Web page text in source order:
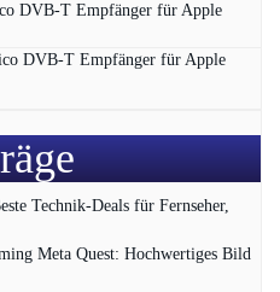
DVB-T Empfänger für Apple
DVB-T Empfänger für Apple
Technik-Deals für Fernseher,
Meta Quest: Hochwertiges Bild